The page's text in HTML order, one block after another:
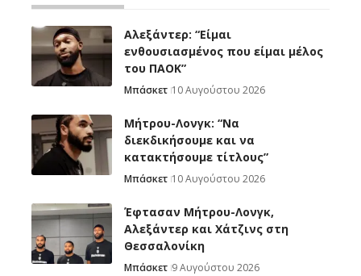
Αλεξάντερ: “Είμαι
ενθουσιασμένος που είμαι μέλος
του ΠΑΟΚ”
Μπάσκετ 10 Αυγούστου 2026
Μήτρου-Λονγκ: “Nα
διεκδικήσουμε και να
κατακτήσουμε τίτλους”
Μπάσκετ 10 Αυγούστου 2026
Έφτασαν Μήτρου-Λονγκ,
Αλεξάντερ και Χάτζινς στη
Θεσσαλονίκη
Μπάσκετ 9 Αυγούστου 2026